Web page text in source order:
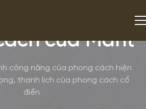
của Mant
công năng của phong cách hiện
thanh lịch của phong cách cổ
điển